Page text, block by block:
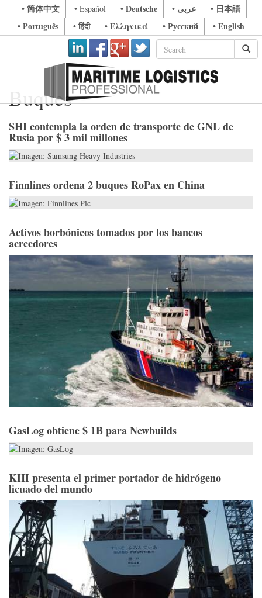
• 简体中文 • Español • Deutsche • عربى
• 日本語
• Português
• हिंदी • Ελληνικά • Русский • English
Buques
SHI contempla la orden de transporte de GNL de
Rusia por $ 3 mil millones
Finnlines ordena 2 buques RoPax en China
Activos borbónicos tomados por los bancos
acreedores
GasLog obtiene $ 1B para Newbuilds
KHI presenta el primer portador de hidrógeno
licuado del mundo